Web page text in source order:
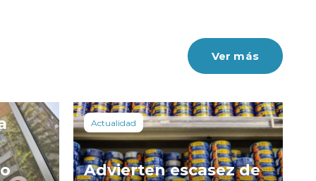
Ver más
Actualidad
Advierten escasez de